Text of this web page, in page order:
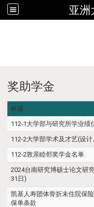
亚洲
奖助学金
标题
112-1大学部与研究所学业绩
112-2大学部学术及才艺(设
112-2敦亲睦邻奖学金名单
2024台南研究博硕士论文研
31日)
凯基人寿团体骨折未住院保
保单条款